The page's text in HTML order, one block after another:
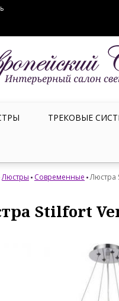
ТРЕКОВЫЕ
Люстры Современные Люстра
Stilfort